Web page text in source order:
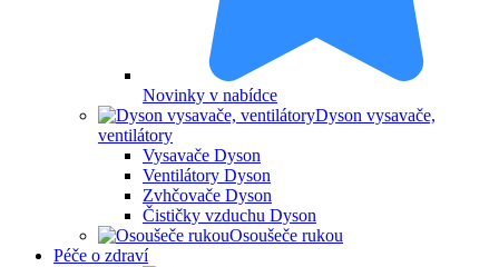
Novinky v nabídce
Dyson vysavače,
ventilátory
Vysavače Dyson
Ventilátory Dyson
Zvhčovače Dyson
Čističky vzduchu Dyson
Osoušeče rukou
Péče o zdraví